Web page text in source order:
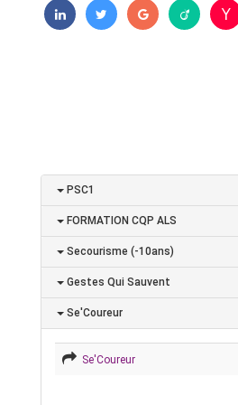
PSC1
FORMATION CQP ALS
Secourisme (-10ans)
Gestes Qui Sauvent
Se'Coureur
Se'Coureur